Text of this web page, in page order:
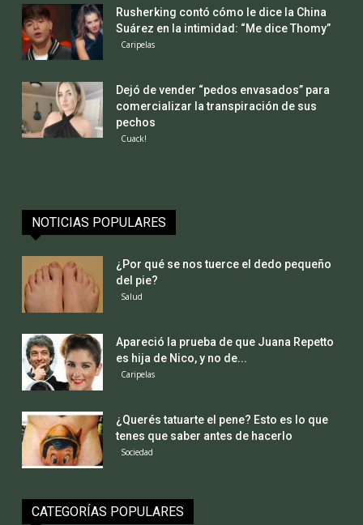
Rusherking contó cómo le dice la China
Suárez en la intimidad: “Me dice Thomy”
Caripelas
Dejó de vender “pedos envasados” para
comercializar la transpiración de sus
pechos
Cuack!
NOTICIAS POPULARES
¿Por qué se nos tuerce el dedo pequeño
del pie?
Salud
Apareció la prueba de que Juana Repetto
es hija de Nico, y no de...
Caripelas
¿Querés tatuarte el pene? Esto es lo que
tenes que saber antes de hacerlo
Sociedad
CATEGORÍAS POPULARES